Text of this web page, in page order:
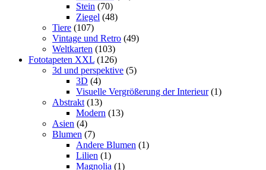
Stein (70)
Ziegel (48)
Tiere (107)
Vintage und Retro (49)
Weltkarten (103)
Fototapeten XXL (126)
3d und perspektive (5)
3D (4)
Visuelle Vergrößerung der Interieur (1)
Abstrakt (13)
Modern (13)
Asien (4)
Blumen (7)
Andere Blumen (1)
Lilien (1)
Magnolia (1)